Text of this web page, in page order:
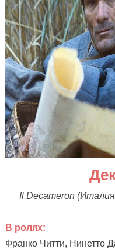
Il Decameron
В ролях:
Франко Читти, Нинетто